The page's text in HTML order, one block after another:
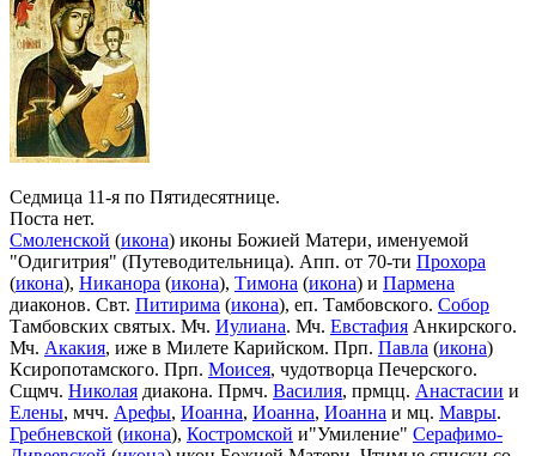
Седмица 11-я по Пятидесятнице.
Поста нет.
Смоленской (икона) иконы Божией Матери, именуемой
"Одигитрия" (Путеводительница). Апп. от 70-ти Прохора
(икона), Никанора (икона), Тимона (икона) и Пармена
диаконов. Свт. Питирима (икона), еп. Тамбовского. Собор
Тамбовских святых. Мч. Иулиана. Мч. Евстафия Анкирского.
Мч. Акакия, иже в Милете Карийском. Прп. Павла (икона)
Ксиропотамского. Прп. Моисея, чудотворца Печерского.
Сщмч. Николая диакона. Прмч. Василия, прмцц. Анастасии и
Елены, мчч. Арефы, Иоанна, Иоанна, Иоанна и мц. Мавры.
Гребневской (икона), Костромской и"Умиление" Серафимо-